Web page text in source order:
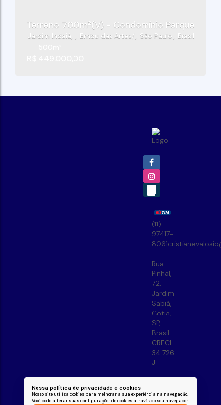
Nossa política de privacidade e cookies
Nosso site utiliza cookies para melhorar a sua experiência na navegação.
Você pode alterar suas configurações de cookies através do seu navegador.
Terreno 700m²(V) - Condomínio Parque Das
Jardim Indaiá Embu das Artes São Paulo
Brasil
(11)
97417-
8061
Rua
Pinhal,
72,
Jardim
Sabiá,
Cotia,
SP,
Brasil
CRECI:
34.726-
J